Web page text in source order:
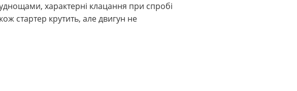
характерні клацання при спробі
стартер крутить, але двигун не